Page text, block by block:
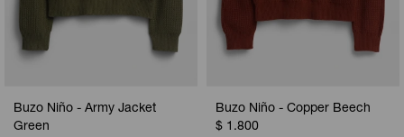
Buzo Niño - Army Jacket
Green
Buzo Niño - Copper Beech
$ 1.800